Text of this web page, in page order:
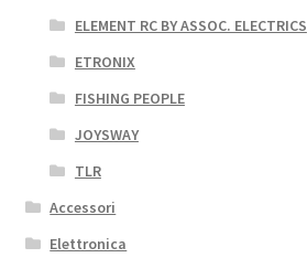
ELEMENT RC BY ASSOC. ELECTRICS
ETRONIX
FISHING PEOPLE
JOYSWAY
TLR
Accessori
Elettronica